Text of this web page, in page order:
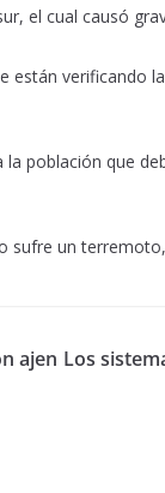
el cual causó
están verificando
población que
sufre un
ajen Los